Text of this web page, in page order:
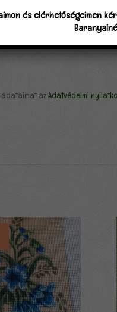
adataimat azAdatvédelmi
és elérhetőségeimen